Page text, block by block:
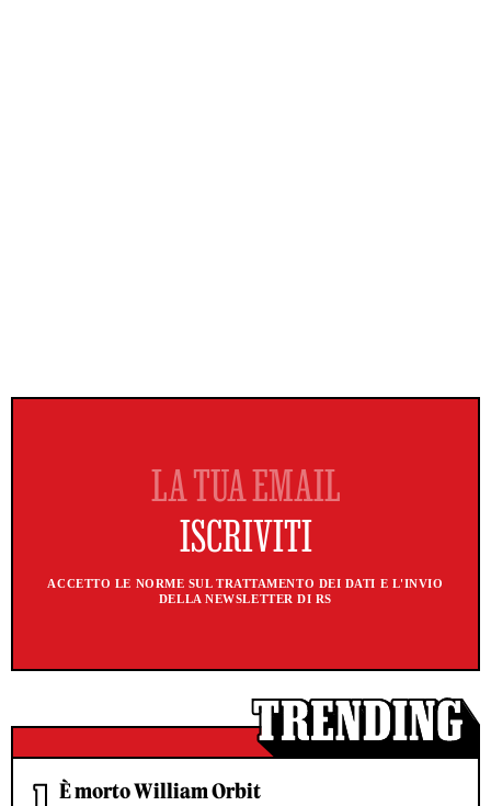
ACCETTO LE NORME SUL TRATTAMENTO DEI DATI E L'INVIO
DELLA NEWSLETTER DI RS
È morto William Orbit